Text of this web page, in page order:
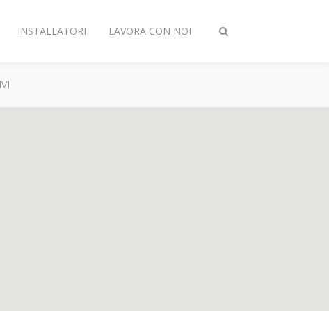
Attiva/disattiva
INSTALLATORI LAVORA CON NOI